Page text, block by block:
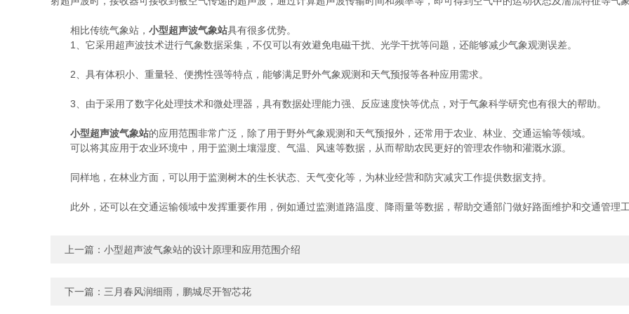
相比传统气象站， 小型超声波气象站具有很多优势。
1、它采用超声波技术进行气象数据采集，不仅可以有效避免电磁干扰、光学干扰等问题，还能够减少气象观测误差。
2、具有体积小、重量轻、便携性强等特点，能够满足野外气象观测和天气预报等各种应用需求。
3、由于采用了数字化处理技术和微处理器，具有数据处理能力强、反应速度快等优点，对于气象科学研究也有很大的帮助。
小型超声波气象站的应用范围非常广泛，除了用于野外气象观测和天气预报外，还常用于农业、林业、交通运输等领域。
可以将其应用于农业环境中，用于监测土壤湿度、气温、风速等数据，从而帮助农民更好的管理农作物和灌溉水源。
同样地，在林业方面，可以用于监测树木的生长状态、天气变化等，为林业经营和防灾减灾工作提供数据支持。
此外，还可以在交通运输领域中发挥重要作用，例如通过监测道路温度、降雨量等数据，帮助交通部门做好路面维护和交通管理工
上一篇： 小型超声波气象站的设计原理和应用范围介绍
下一篇： 三月春风润细雨，鹏城尽开智芯花